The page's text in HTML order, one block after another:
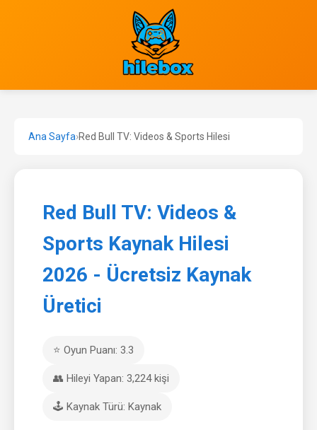
Ana Sayfa›Red Bull TV: Videos & Sports Hilesi
Red Bull TV: Videos &
Sports Kaynak Hilesi
2026 - Ücretsiz Kaynak
Üretici
⭐ Oyun Puanı: 3.3
👥 Hileyi Yapan: 3,224 kişi
🕹️ Kaynak Türü: Kaynak